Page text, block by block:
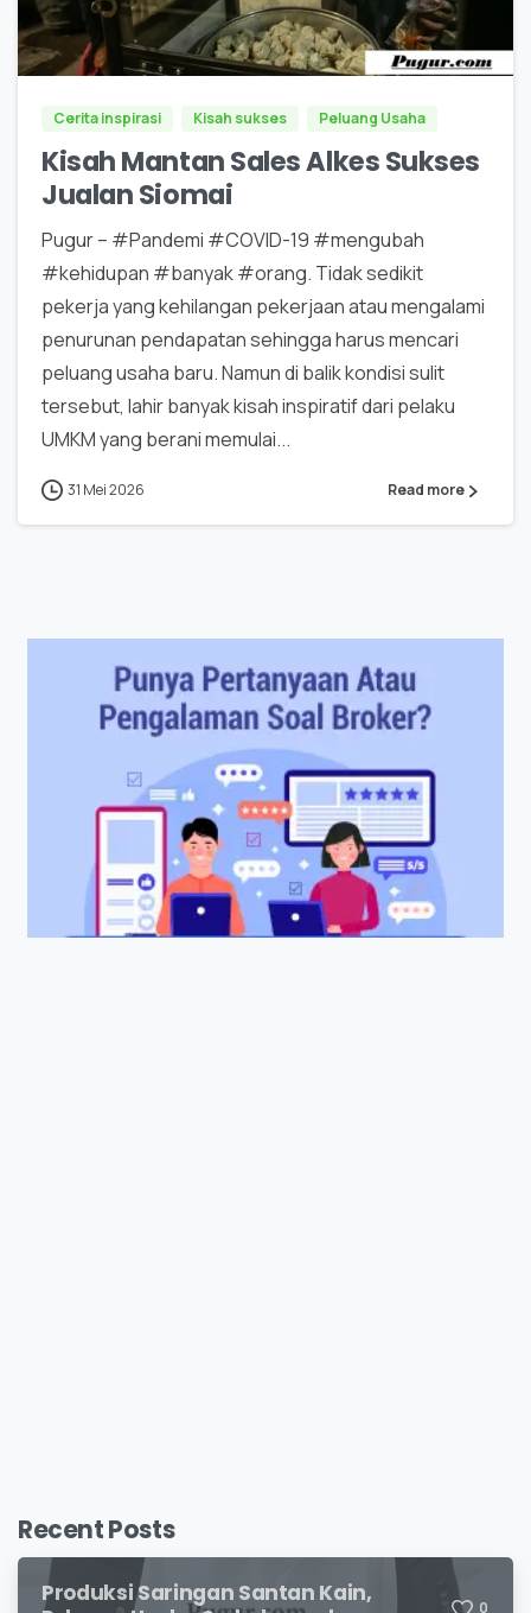
0
Cerita inspirasi Kisah sukses Peluang Usaha
Kisah Mantan Sales Alkes Sukses
Jualan Siomai
Pugur – #Pandemi #COVID-19 #mengubah
#kehidupan #banyak #orang. Tidak sedikit
pekerja yang kehilangan pekerjaan atau mengalami
penurunan pendapatan sehingga harus mencari
peluang usaha baru. Namun di balik kondisi sulit
tersebut, lahir banyak kisah inspiratif dari pelaku
UMKM yang berani memulai...
31 Mei 2026 Read more
Recent Posts
Produksi Saringan Santan Kain,
0